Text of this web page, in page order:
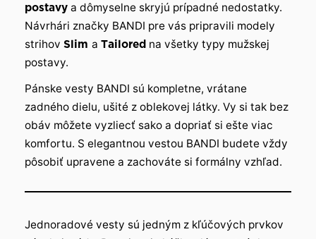
postavy a dômyselne skryjú prípadné nedostatky.
Návrhári značky BANDI pre vás pripravili modely
strihov Slim a Tailored na všetky typy mužskej
postavy.
Pánske vesty BANDI sú kompletne, vrátane
zadného dielu, ušité z oblekovej látky. Vy si tak bez
obáv môžete vyzliecť sako a dopriať si ešte viac
komfortu. S elegantnou vestou BANDI budete vždy
pôsobiť upravene a zachováte si formálny vzhľad.
Jednoradové vesty sú jedným z kľúčových prvkov